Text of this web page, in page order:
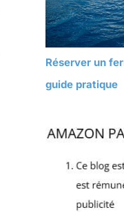
Réserver un
guide pratique